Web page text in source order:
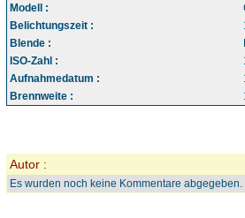
Modell :
Belichtungszeit :
Blende :
ISO-Zahl :
Aufnahmedatum :
Brennweite :
Autor :
Es wurden noch keine Kommentare abgegeben.